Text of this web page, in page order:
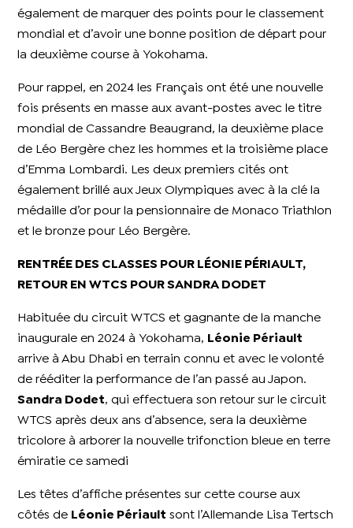
également de marquer des points pour le classement
mondial et d’avoir une bonne position de départ pour
la deuxième course à Yokohama.
Pour rappel, en 2024 les Français ont été une nouvelle
fois présents en masse aux avant-postes avec le titre
mondial de Cassandre Beaugrand, la deuxième place
de Léo Bergère chez les hommes et la troisième place
d’Emma Lombardi. Les deux premiers cités ont
également brillé aux Jeux Olympiques avec à la clé la
médaille d’or pour la pensionnaire de Monaco Triathlon
et le bronze pour Léo Bergère.
RENTRÉE DES CLASSES POUR LÉONIE PÉRIAULT,
RETOUR EN WTCS POUR SANDRA DODET
Habituée du circuit WTCS et gagnante de la manche
inaugurale en 2024 à Yokohama,
Léonie Périault
arrive à Abu Dhabi en terrain connu et avec le volonté
de rééditer la performance de l’an passé au Japon.
Sandra Dodet, qui effectuera son retour sur le circuit
WTCS après deux ans d’absence, sera la deuxième
tricolore à arborer la nouvelle trifonction bleue en terre
émiratie ce samedi
Les têtes d’affiche présentes sur cette course aux
côtés de Léonie Périault sont l’Allemande Lisa Tertsch